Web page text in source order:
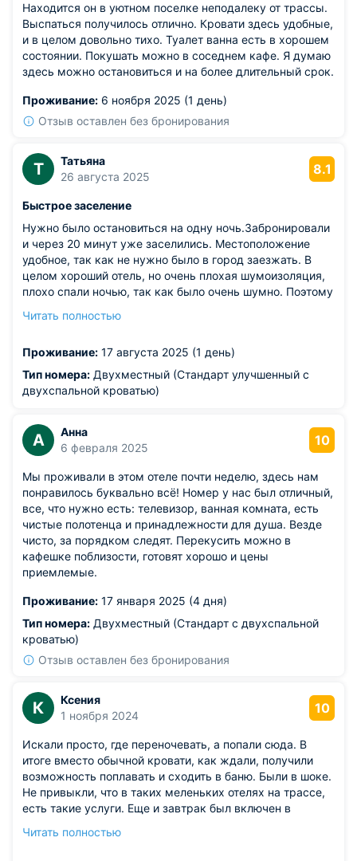
Находится он в уютном поселке неподалеку от трассы.
Выспаться получилось отлично. Кровати здесь удобные,
и в целом довольно тихо. Туалет ванна есть в хорошем
состоянии. Покушать можно в соседнем кафе. Я думаю
здесь можно остановиться и на более длительный срок.
Проживание: 6 ноября 2025 (1 день)
Отзыв оставлен без бронирования
Т
Татьяна
26 августа 2025
8.1
Быстрое заселение
Нужно было остановиться на одну ночь.Забронировали
и через 20 минут уже заселились. Местоположение
удобное, так как не нужно было в город заезжать. В
целом хороший отель, но очень плохая шумоизоляция,
плохо спали ночью, так как было очень шумно. Поэтому
но большое ей спасибо за прием!
в отеле есть баня. И в душевой нет ни одной полки, для
кого- то это критерий для удобства.
Читать полностью
Проживание: 17 августа 2025 (1 день)
Тип номера: Двухместный (Стандарт улучшенный с
двухспальной кроватью)
А
Анна
6 февраля 2025
10
Мы проживали в этом отеле почти неделю, здесь нам
понравилось буквально всё! Номер у нас был отличный,
все, что нужно есть: телевизор, ванная комната, есть
чистые полотенца и принадлежности для душа. Везде
чисто, за порядком следят. Перекусить можно в
кафешке поблизости, готовят хорошо и цены
приемлемые.
Проживание: 17 января 2025 (4 дня)
Тип номера: Двухместный (Стандарт с двухспальной
кроватью)
Отзыв оставлен без бронирования
К
Ксения
1 ноября 2024
10
Искали просто, где переночевать, а попали сюда. В
итоге вместо обычной кровати, как ждали, получили
возможность поплавать и сходить в баню. Были в шоке.
Не привыкли, что в таких меленьких отелях на трассе,
есть такие услуги. Еще и завтрак был включен в
вкусный. Теперь о самом номере: обычный, ничего
Читать полностью